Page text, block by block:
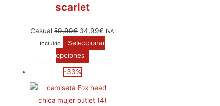
scarlet
Casual59,99€ 34,99€ IVA
Incluido
Seleccionar
opciones
-33%